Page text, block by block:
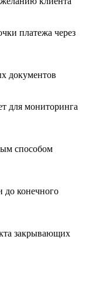
платежа через
документов
для мониторинга
способом
до конечного
закрывающих